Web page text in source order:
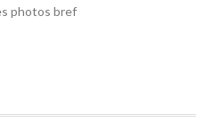
photos bref